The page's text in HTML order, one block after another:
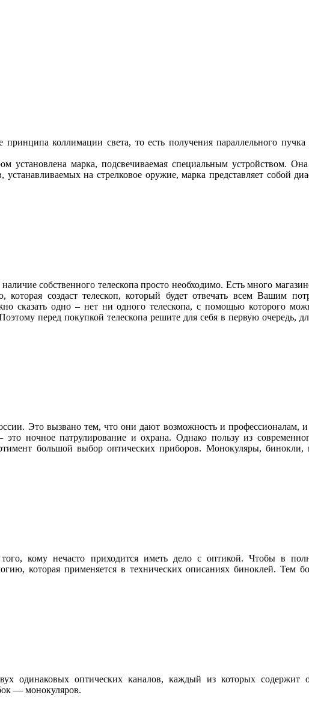
коллимации света, то есть получения параллельного
установлена марка, подсвечиваемая специальным устройством.
на стрелковое оружие, марка представляет собой
собственного телескопа просто необходимо. Есть много
создаст телескоп, который будет отвечать всем Вашим
сказать одно – нет ни одного телескопа, с помощью которого
перед покупкой телескопа решите для себя в первую очередь,
Это вызвано тем, что они дают возможность и профессионалам,
ночное патрулирование и охрана. Однако пользу из
большой выбор оптических приборов. Монокуляры,
кому нечасто приходится иметь дело с оптикой. Чтобы в
которая применяется в технических описаниях биноклей. Тем
одинаковых оптических каналов, каждый из которых содержит
— монокуляров.